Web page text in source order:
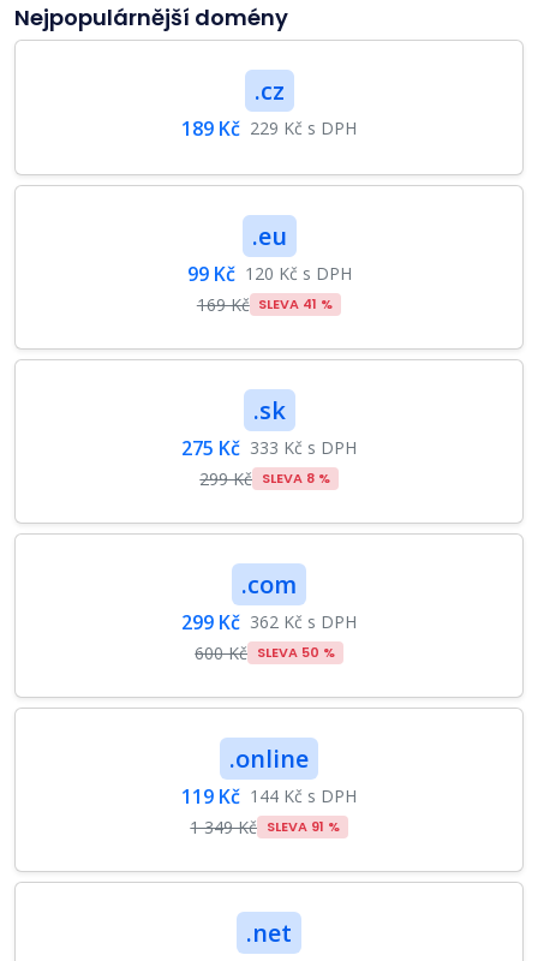
Nejpopulárnější domény
.cz
189 Kč 229 Kč s DPH
.eu
99 Kč 120 Kč s DPH
169 Kč SLEVA 41 %
.sk
275 Kč 333 Kč s DPH
299 Kč SLEVA 8 %
.com
299 Kč 362 Kč s DPH
600 Kč SLEVA 50 %
.online
119 Kč 144 Kč s DPH
1 349 Kč SLEVA 91 %
.net